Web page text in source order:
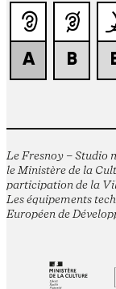
Le Fresnoy – Studio
le Ministère de la
participation de la
Les équipements
Européen de